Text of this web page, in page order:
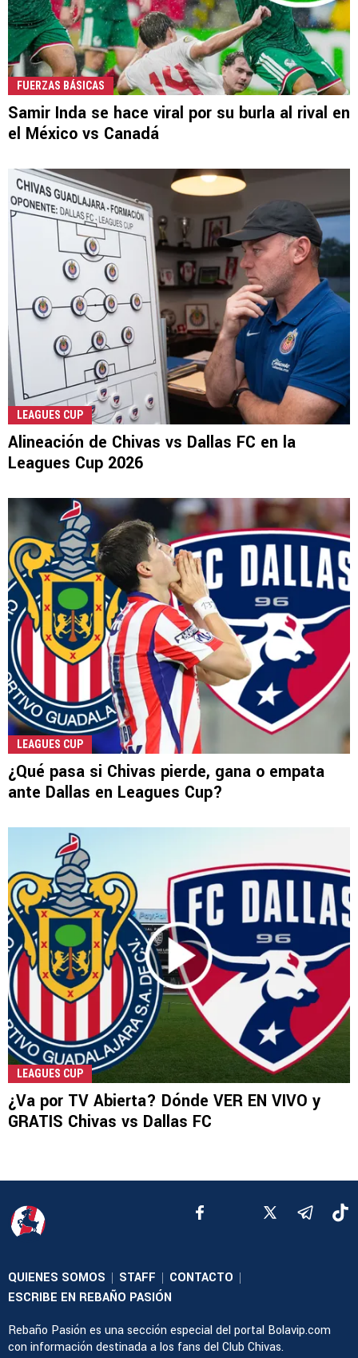
FUERZAS BÁSICAS
Samir Inda se hace viral por su burla al rival en
el México vs Canadá
LEAGUES CUP
Alineación de Chivas vs Dallas FC en la
Leagues Cup 2026
LEAGUES CUP
¿Qué pasa si Chivas pierde, gana o empata
ante Dallas en Leagues Cup?
LEAGUES CUP
¿Va por TV Abierta? Dónde VER EN VIVO y
GRATIS Chivas vs Dallas FC
QUIENES SOMOS | STAFF | CONTACTO |
ESCRIBE EN REBAÑO PASIÓN
Rebaño Pasión es una sección especial del portal Bolavip.com
con información destinada a los fans del Club Chivas.